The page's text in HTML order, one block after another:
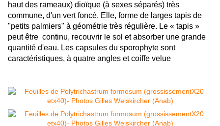
haut des rameaux) dioïque (à sexes séparés) très
commune, d'un vert foncé. Elle, forme de larges tapis de
"petits palmiers" à géométrie très régulière. Le « tapis »
peut être continu, recouvrir le sol et absorber une grande
quantité d'eau. Les capsules du sporophyte sont
caractéristiques, à quatre angles et coiffe velue